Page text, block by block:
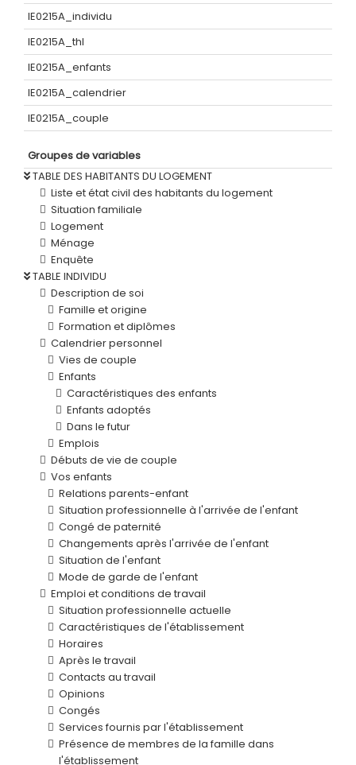
IE0215A_individu
IE0215A_thl
IE0215A_enfants
IE0215A_calendrier
IE0215A_couple
Groupes de variables
TABLE DES HABITANTS DU LOGEMENT
Liste et état civil des habitants du logement
Situation familiale
Logement
Ménage
Enquête
TABLE INDIVIDU
Description de soi
Famille et origine
Formation et diplômes
Calendrier personnel
Vies de couple
Enfants
Caractéristiques des enfants
Enfants adoptés
Dans le futur
Emplois
Débuts de vie de couple
Vos enfants
Relations parents-enfant
Situation professionnelle à l'arrivée de l'enfant
Congé de paternité
Changements après l'arrivée de l'enfant
Situation de l'enfant
Mode de garde de l'enfant
Emploi et conditions de travail
Situation professionnelle actuelle
Caractéristiques de l'établissement
Horaires
Après le travail
Contacts au travail
Opinions
Congés
Services fournis par l'établissement
Présence de membres de la famille dans
l'établissement